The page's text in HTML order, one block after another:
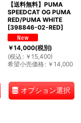
【送料無料】PUMA
SPEEDCAT OG PUMA
RED/PUMA WHITE
[398846-02-RED]
￥14,000(税別)
(税込 : ￥ 15,400)
希望小売価格: ￥ 14,000
オプション選択